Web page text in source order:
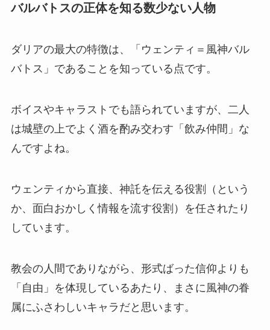
バルバトスの正体を知る数少ない人物
ダリアの最大の特徴は、「ウェンティ＝風神バル
バトス」であることを知っている点です。
ボイスやキャラストでも語られていますが、二人
は城壁の上でよく酒を酌み交わす「飲み仲間」な
んですよね。
ウェンティから直接、神託を伝える役割（という
か、面白おかしく情報を流す役割）を任されたり
しています。
教会の人間でありながら、形式ばった信仰よりも
「自由」を体現しているあたり、まさに風神の眷
属にふさわしいキャラだと思います。